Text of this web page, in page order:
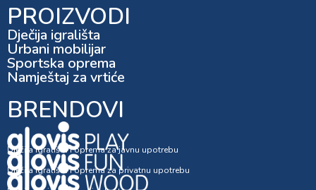
PROIZVODI
Dječija igrališta
Urbani mobilijar
Sportska oprema
Namještaj za vrtiće
BRENDOVI
Dječija igrališta i oprema za javnu upotrebu
Dječija igrališta i oprema za privatnu upotrebu